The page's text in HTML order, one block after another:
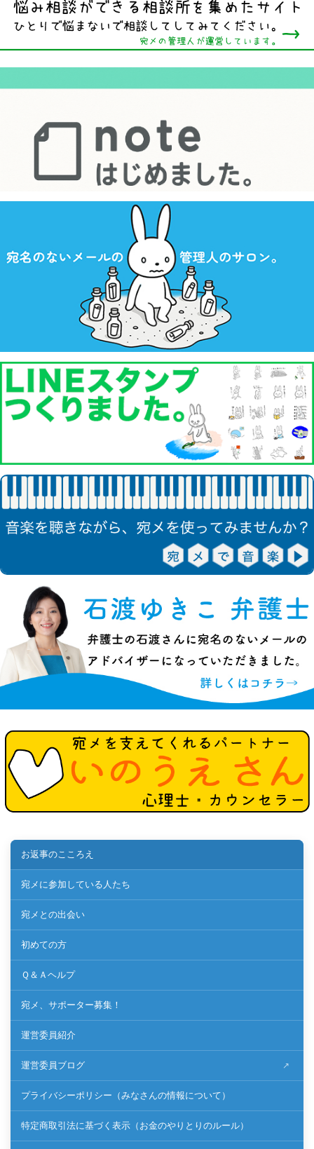
お返事のこころえ
宛メに参加している人たち
宛メとの出会い
初めての方
Ｑ＆Ａヘルプ
宛メ、サポーター募集！
運営委員紹介
運営委員ブログ
プライバシーポリシー（みなさんの情報について）
特定商取引法に基づく表示（お金のやりとりのルール）